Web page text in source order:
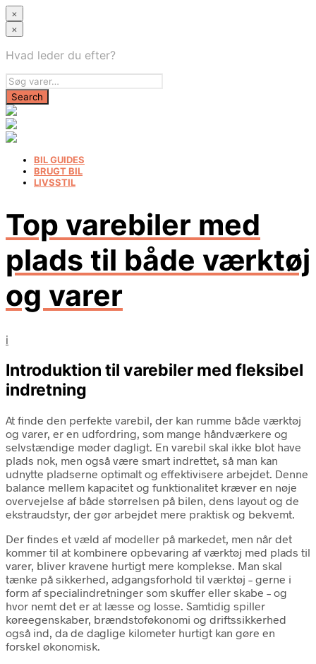
×
×
Hvad leder du efter?
BIL GUIDES
BRUGT BIL
LIVSSTIL
Top varebiler med
plads til både værktøj
og varer
i
Introduktion til varebiler med fleksibel
indretning
At finde den perfekte varebil, der kan rumme både værktøj
og varer, er en udfordring, som mange håndværkere og
selvstændige møder dagligt. En varebil skal ikke blot have
plads nok, men også være smart indrettet, så man kan
udnytte pladserne optimalt og effektivisere arbejdet. Denne
balance mellem kapacitet og funktionalitet kræver en nøje
overvejelse af både størrelsen på bilen, dens layout og de
ekstraudstyr, der gør arbejdet mere praktisk og bekvemt.
Der findes et væld af modeller på markedet, men når det
kommer til at kombinere opbevaring af værktøj med plads til
varer, bliver kravene hurtigt mere komplekse. Man skal
tænke på sikkerhed, adgangsforhold til værktøj – gerne i
form af specialindretninger som skuffer eller skabe – og
hvor nemt det er at læsse og losse. Samtidig spiller
køreegenskaber, brændstoføkonomi og driftssikkerhed
også ind, da de daglige kilometer hurtigt kan gøre en
forskel økonomisk.